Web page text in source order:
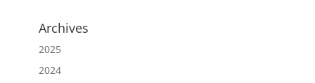
Archives
2025
2024